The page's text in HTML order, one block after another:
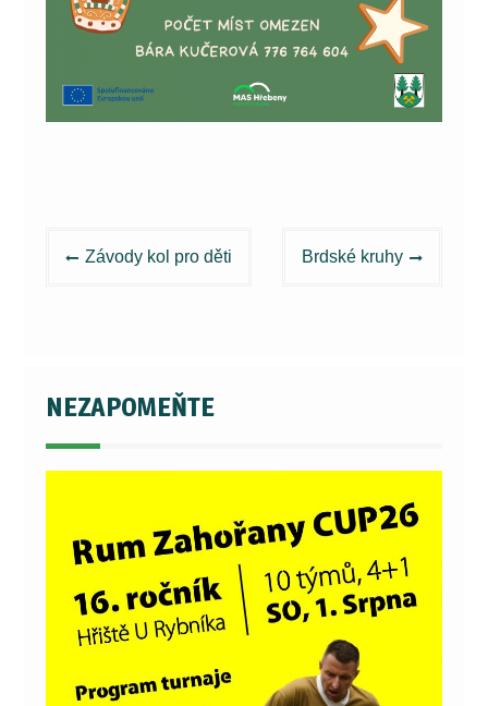
Navigace
Závody kol pro děti Brdské kruhy
NEZAPOMEŇTE